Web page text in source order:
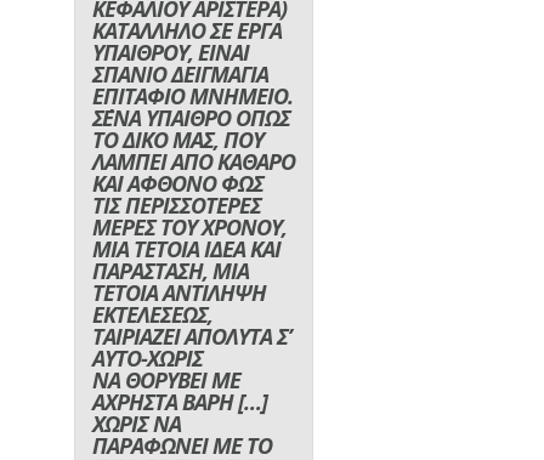
ΚΕΦΑΛΙΟΥ ΑΡΙΣΤΕΡΑ)
ΚΑΤΑΛΛΗΛΟ ΣΕ ΕΡΓΑ
ΥΠΑΙΘΡΟΥ, ΕΙΝΑΙ
ΣΠΑΝΙΟ ΔΕΙΓΜΑΓΙΑ
ΕΠΙΤΑΦΙΟ ΜΝΗΜΕΙΟ.
Σ΄ΕΝΑ ΥΠΑΙΘΡΟ ΟΠΩΣ
ΤΟ ΔΙΚΟ ΜΑΣ, ΠΟΥ
ΛΑΜΠΕΙ ΑΠΟ ΚΑΘΑΡΟ
ΚΑΙ ΑΦΘΟΝΟ ΦΩΣ
ΤΙΣ ΠΕΡΙΣΣΟΤΕΡΕΣ
ΜΕΡΕΣ ΤΟΥ ΧΡΟΝΟΥ,
ΜΙΑ ΤΕΤΟΙΑ ΙΔΕΑ ΚΑΙ
ΠΑΡΑΣΤΑΣΗ, ΜΙΑ
ΤΕΤΟΙΑ ΑΝΤΙΛΗΨΗ
ΕΚΤΕΛΕΣΕΩΣ,
ΤΑΙΡΙΑΖΕΙ ΑΠΟΛΥΤΑ Σ’
ΑΥΤΟ-ΧΩΡΙΣ
ΝΑ ΘΟΡΥΒΕΙ ΜΕ
ΑΧΡΗΣΤΑ ΒΑΡΗ […]
ΧΩΡΙΣ ΝΑ
ΠΑΡΑΦΩΝΕΙ ΜΕ ΤΟ